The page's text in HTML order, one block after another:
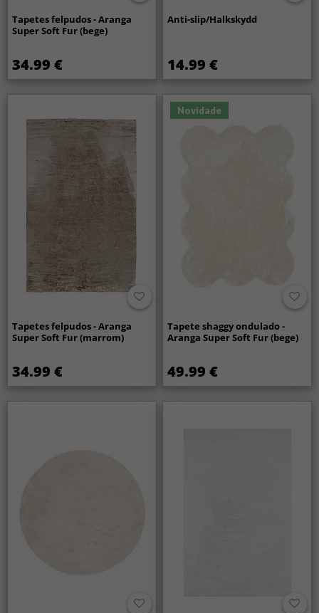
Tapetes felpudos - Aranga
Super Soft Fur (bege)
34.99 €
Anti-slip/Halkskydd
14.99 €
Tapetes felpudos - Aranga
Super Soft Fur (marrom)
34.99 €
Novidade
Tapete shaggy ondulado -
Aranga Super Soft Fur (bege)
49.99 €